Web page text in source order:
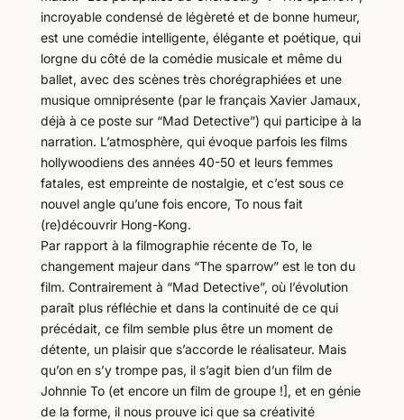
incroyable condensé de légèreté et de bonne humeur,
est une comédie intelligente, élégante et poétique, qui
lorgne du côté de la comédie musicale et même du
ballet, avec des scènes très chorégraphiées et une
musique omniprésente (par le français Xavier Jamaux,
déjà à ce poste sur “Mad Detective”) qui participe à la
narration. L’atmosphère, qui évoque parfois les films
hollywoodiens des années 40-50 et leurs femmes
fatales, est empreinte de nostalgie, et c’est sous ce
nouvel angle qu’une fois encore, To nous fait
(re)découvrir Hong-Kong.
Par rapport à la filmographie récente de To, le
changement majeur dans “The sparrow” est le ton du
film. Contrairement à “Mad Detective”, où l’évolution
paraît plus réfléchie et dans la continuité de ce qui
précédait, ce film semble plus être un moment de
détente, un plaisir que s’accorde le réalisateur. Mais
qu’on en s’y trompe pas, il s’agit bien d’un film de
Johnnie To (et encore un film de groupe !], et en génie
de la forme, il nous prouve ici que sa créativité